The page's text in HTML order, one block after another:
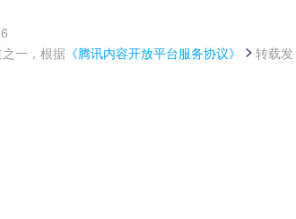
一，根据 《腾讯内容开放平台服务协议》
转载发